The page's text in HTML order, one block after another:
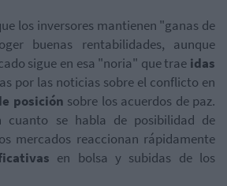
los inversores mantienen "ganas de
buenas rentabilidades, aunque
sigue en esa "noria" que trae idas
por las noticias sobre el conflicto en
posición sobre los acuerdos de paz.
cuanto se habla de posibilidad de
mercados reaccionan rápidamente
en bolsa y subidas de los